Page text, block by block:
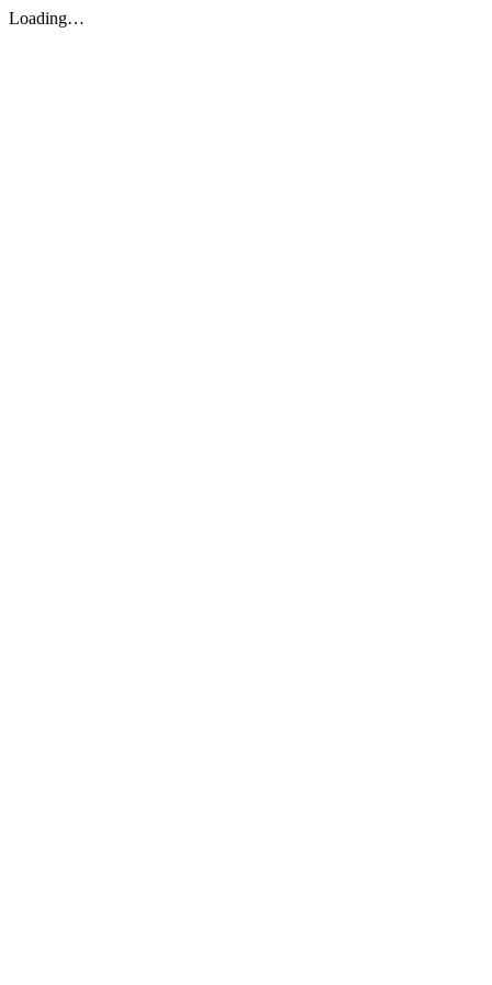
Loading…